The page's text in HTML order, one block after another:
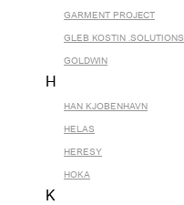
GARMENT PROJECT
GLEB KOSTIN .SOLUTIONS
GOLDWIN
H
HAN KJOBENHAVN
HELAS
HERESY
HOKA
K